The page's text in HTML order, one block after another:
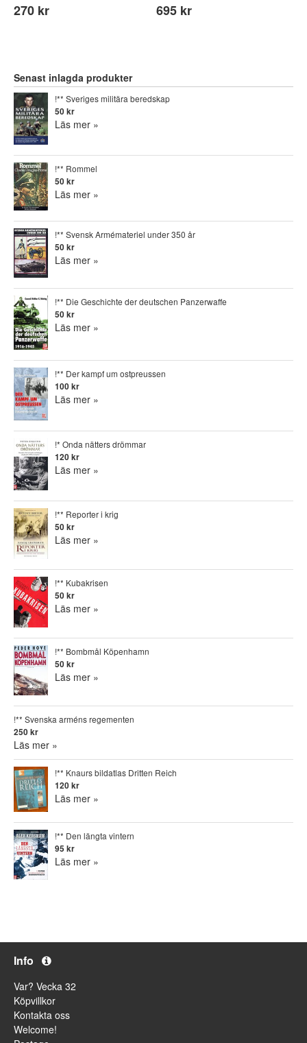
270 kr 695 kr
Senast inlagda produkter
!** Sveriges militära beredskap
50 kr
Läs mer »
!** Rommel
50 kr
Läs mer »
!** Svensk Armémateriel under 350 år
50 kr
Läs mer »
!** Die Geschichte der deutschen Panzerwaffe
50 kr
Läs mer »
!** Der kampf um ostpreussen
100 kr
Läs mer »
!* Onda nätters drömmar
120 kr
Läs mer »
!** Reporter i krig
50 kr
Läs mer »
!** Kubakrisen
50 kr
Läs mer »
!** Bombmål Köpenhamn
50 kr
Läs mer »
!** Svenska arméns regementen
250 kr
Läs mer »
!** Knaurs bildatlas Dritten Reich
120 kr
Läs mer »
!** Den längta vintern
95 kr
Läs mer »
Info
Var? Vecka 32
Köpvillkor
Kontakta oss
Welcome!